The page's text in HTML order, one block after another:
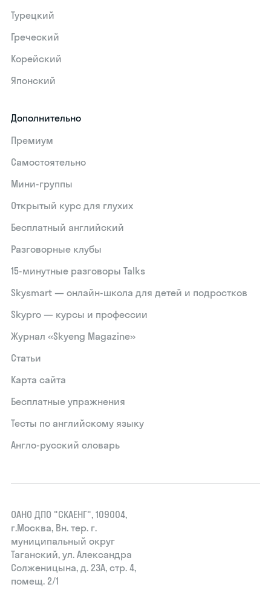
Турецкий
Греческий
Корейский
Японский
Дополнительно
Премиум
Самостоятельно
Мини-группы
Открытый курс для глухих
Бесплатный английский
Разговорные клубы
15‑минутные разговоры Talks
Skysmart — онлайн-школа для детей и подростков
Skypro — курсы и профессии
Журнал «Skyeng Magazine»
Статьи
Карта сайта
Бесплатные упражнения
Тесты по английскому языку
Англо-русский словарь
ОАНО ДПО "СКАЕНГ", 109004,
г.Москва, Вн. тер. г.
муниципальный округ
Таганский, ул. Александра
Солженицына, д. 23А, стр. 4,
помещ. 2/1